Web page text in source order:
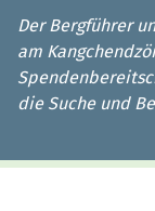
Der Bergführer
am
die Suche und